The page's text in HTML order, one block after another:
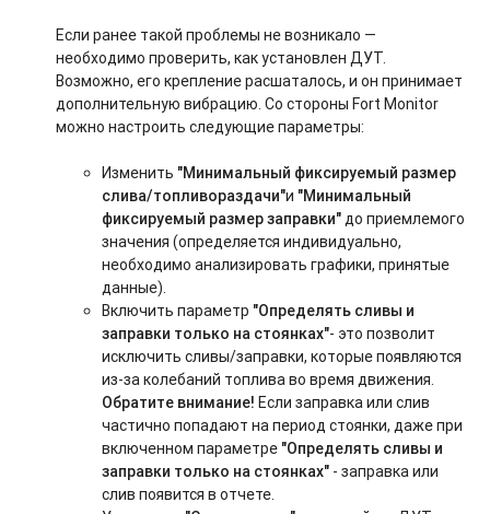
Если ранее такой проблемы не возникало —
необходимо проверить, как установлен ДУТ.
Возможно, его крепление расшаталось, и он принимает
дополнительную вибрацию. Со стороны Fort Monitor
можно настроить следующие параметры:
Изменить "Минимальный фиксируемый размер
слива/топливораздачи"и "Минимальный
фиксируемый размер заправки"до приемлемого
значения (определяется индивидуально,
необходимо анализировать графики, принятые
данные).
Включить параметр "Определять сливы и
заправки только на стоянках"- это позволит
исключить сливы/заправки, которые появляются
из-за колебаний топлива во время движения.
Обратите внимание! Если заправка или слив
частично попадают на период стоянки, даже при
включенном параметре "Определять сливы и
заправки только на стоянках" - заправка или
слив появится в отчете.